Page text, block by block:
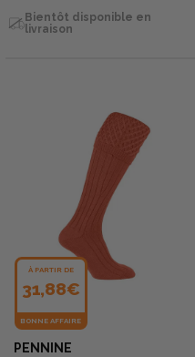
Bientôt disponible en
livraison
À PARTIR DE
31,88€
BONNE AFFAIRE
PENNINE